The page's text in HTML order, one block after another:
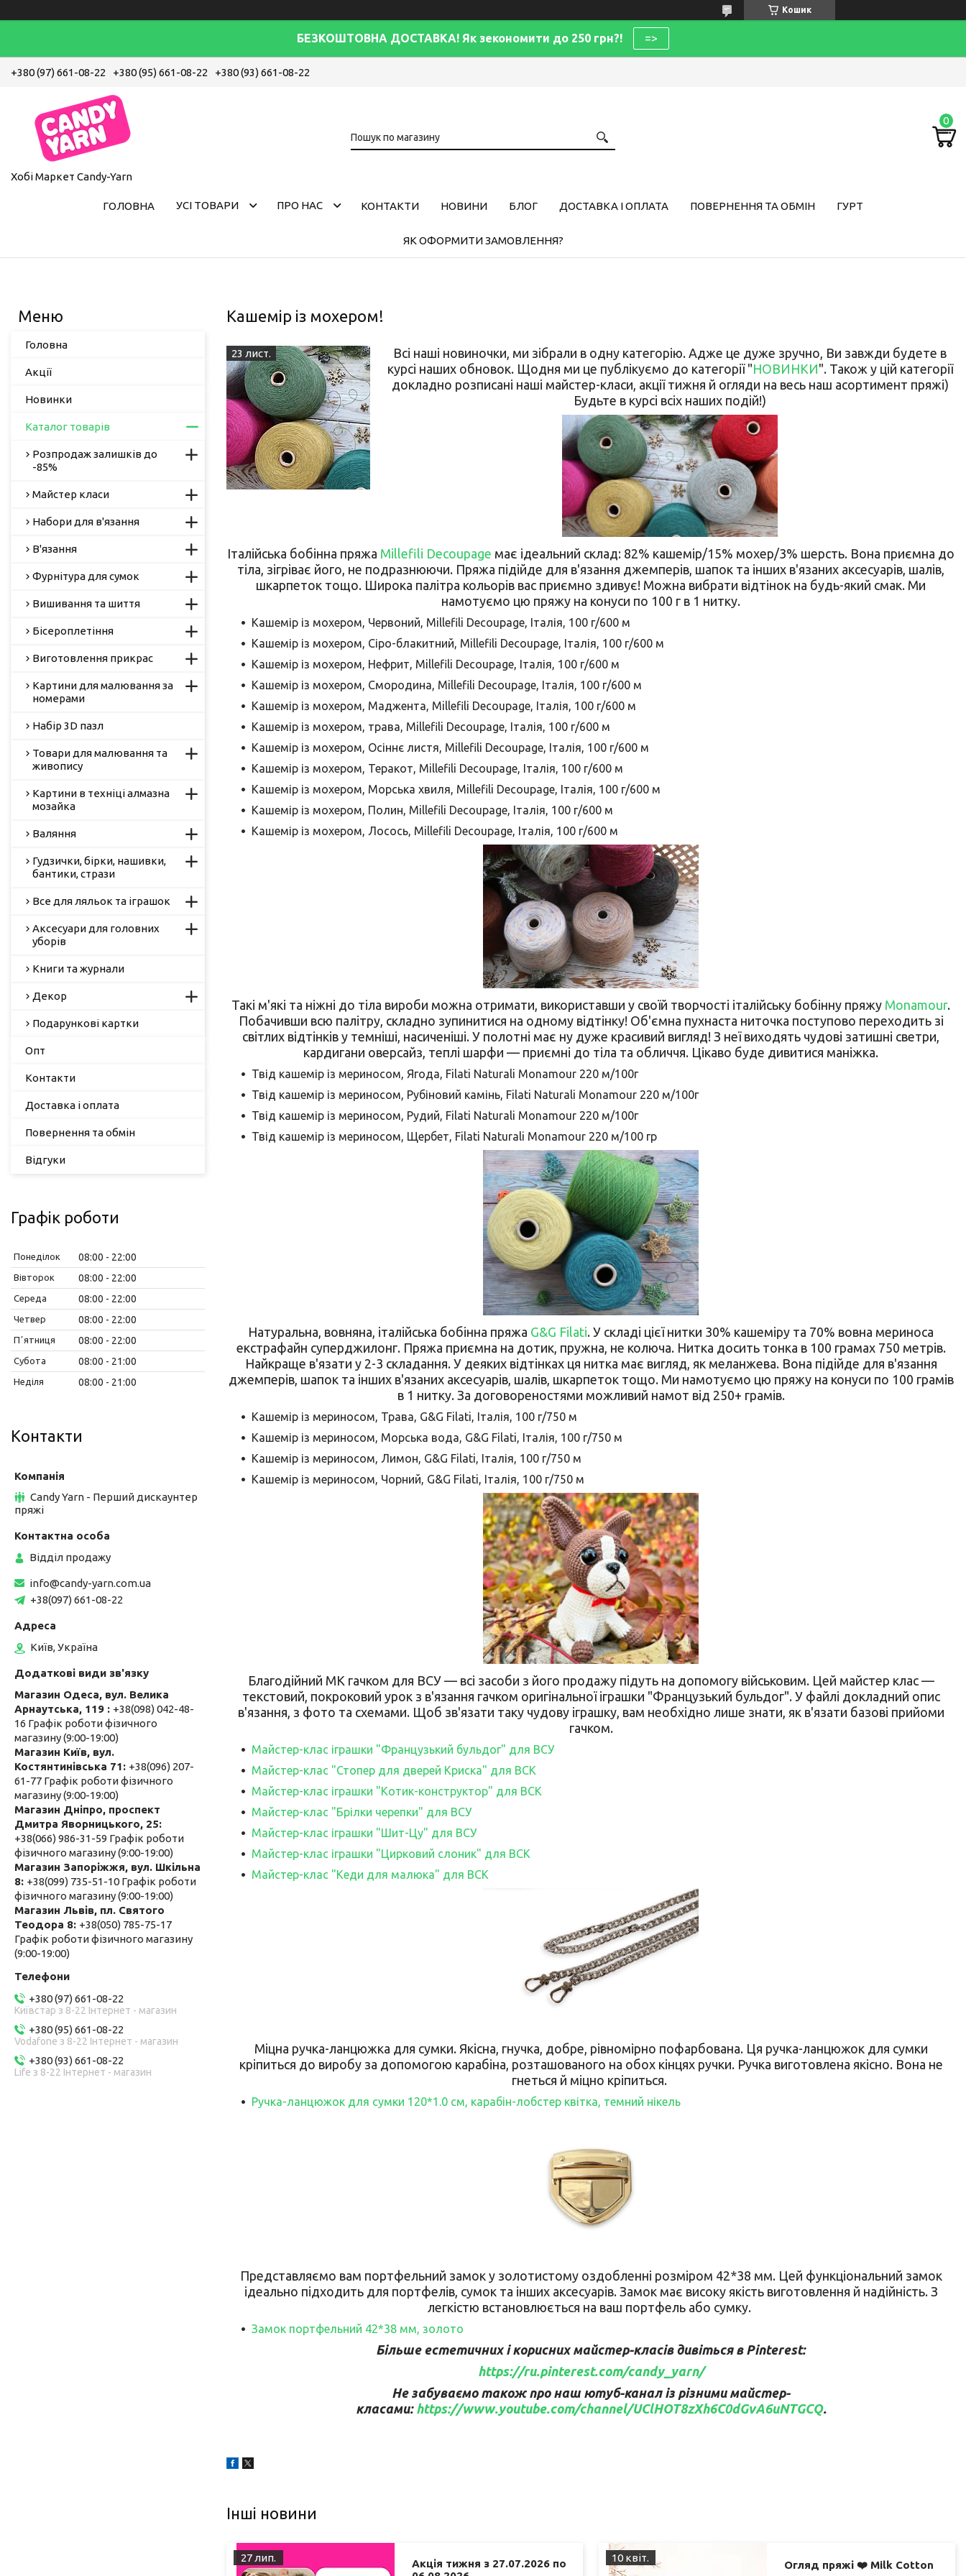
Кошик
БЕЗКОШТОВНА ДОСТАВКА! Як зекономити до 250 грн?! =>
+380 (97) 661-08-22 +380 (95) 661-08-22 +380 (93) 661-08-22
Хобі Маркет Candy-Yarn
ГОЛОВНА УСІ ТОВАРИ ПРО НАС КОНТАКТИ НОВИНИ БЛОГ ДОСТАВКА І ОПЛАТА ПОВЕРНЕННЯ ТА ОБМІН ГУРТ
ЯК ОФОРМИТИ ЗАМОВЛЕННЯ?
Кашемір із мохером!
23 лист.
Всі наші новиночки, ми зібрали в одну категорію. Адже це дуже зручно, Ви завжди будете в
курсі наших обновок. Щодня ми це публікуємо до категорії "НОВИНКИ". Також у цій категорії
докладно розписані наші майстер-класи, акції тижня й огляди на весь наш асортимент пряжі)
Будьте в курсі всіх наших подій!)
Італійська бобінна пряжа Millefili Decoupage має ідеальний склад: 82% кашемір/15% мохер/3% шерсть. Вона приємна до
тіла, зігріває його, не подразнюючи. Пряжа підійде для в'язання джемперів, шапок та інших в'язаних аксесуарів, шалів,
шкарпеток тощо. Широка палітра кольорів вас приємно здивує! Можна вибрати відтінок на будь-який смак. Ми
намотуємо цю пряжу на конуси по 100 г в 1 нитку.
Кашемір із мохером, Червоний, Millefili Decoupage, Італія, 100 г/600 м
Кашемір із мохером, Сіро-блакитний, Millefili Decoupage, Італія, 100 г/600 м
Кашемір із мохером, Нефрит, Millefili Decoupage, Італія, 100 г/600 м
Кашемір із мохером, Смородина, Millefili Decoupage, Італія, 100 г/600 м
Кашемір із мохером, Маджента, Millefili Decoupage, Італія, 100 г/600 м
Кашемір із мохером, трава, Millefili Decoupage, Італія, 100 г/600 м
Кашемір із мохером, Осіннє листя, Millefili Decoupage, Італія, 100 г/600 м
Кашемір із мохером, Теракот, Millefili Decoupage, Італія, 100 г/600 м
Кашемір із мохером, Морська хвиля, Millefili Decoupage, Італія, 100 г/600 м
Кашемір із мохером, Полин, Millefili Decoupage, Італія, 100 г/600 м
Кашемір із мохером, Лосось, Millefili Decoupage, Італія, 100 г/600 м
Такі м'які та ніжні до тіла вироби можна отримати, використавши у своїй творчості італійську бобінну пряжу Monamour.
Побачивши всю палітру, складно зупинитися на одному відтінку! Об'ємна пухнаста ниточка поступово переходить зі
світлих відтінків у темніші, насиченіші. У полотні має ну дуже красивий вигляд! З неї виходять чудові затишні светри,
кардигани оверсайз, теплі шарфи — приємні до тіла та обличчя. Цікаво буде дивитися маніжка.
Твід кашемір із мериносом, Ягода, Filati Naturali Monamour 220 м/100г
Твід кашемір із мериносом, Рубіновий камінь, Filati Naturali Monamour 220 м/100г
Твід кашемір із мериносом, Рудий, Filati Naturali Monamour 220 м/100г
Твід кашемір із мериносом, Щербет, Filati Naturali Monamour 220 м/100 гр
Натуральна, вовняна, італійська бобінна пряжа G&G Filati. У складі цієї нитки 30% кашеміру та 70% вовна мериноса
екстрафайн суперджилонг. Пряжа приємна на дотик, пружна, не колюча. Нитка досить тонка в 100 грамах 750 метрів.
Найкраще в'язати у 2-3 складання. У деяких відтінках ця нитка має вигляд, як меланжева. Вона підійде для в'язання
джемперів, шапок та інших в'язаних аксесуарів, шалів, шкарпеток тощо. Ми намотуємо цю пряжу на конуси по 100 грамів
в 1 нитку. За договореностями можливий намот від 250+ грамів.
Кашемір із мериносом, Трава, G&G Filati, Італія, 100 г/750 м
Кашемір із мериносом, Морська вода, G&G Filati, Італія, 100 г/750 м
Кашемір із мериносом, Лимон, G&G Filati, Італія, 100 г/750 м
Кашемір із мериносом, Чорний, G&G Filati, Італія, 100 г/750 м
Благодійний МК гачком для ВСУ — всі засоби з його продажу підуть на допомогу військовим. Цей майстер клас —
текстовий, покроковий урок з в'язання гачком оригінальної іграшки "Французький бульдог". У файлі докладний опис
в'язання, з фото та схемами. Щоб зв'язати таку чудову іграшку, вам необхідно лише знати, як в'язати базові прийоми
гачком.
Майстер-клас іграшки "Французький бульдог" для ВСУ
Майстер-клас "Стопер для дверей Криска" для ВСК
Майстер-клас іграшки "Котик-конструктор" для ВСК
Майстер-клас "Брілки черепки" для ВСУ
Майстер-клас іграшки "Шит-Цу" для ВСУ
Майстер-клас іграшки "Цирковий слоник" для ВСК
Майстер-клас "Кеди для малюка" для ВСК
Міцна ручка-ланцюжка для сумки. Якісна, гнучка, добре, рівномірно пофарбована. Ця ручка-ланцюжок для сумки
кріпиться до виробу за допомогою карабіна, розташованого на обох кінцях ручки. Ручка виготовлена якісно. Вона не
гнеться й міцно кріпиться.
Ручка-ланцюжок для сумки 120*1.0 см, карабін-лобстер квітка, темний нікель
Представляємо вам портфельний замок у золотистому оздобленні розміром 42*38 мм. Цей функціональний замок
ідеально підходить для портфелів, сумок та інших аксесуарів. Замок має високу якість виготовлення й надійність. З
легкістю встановлюється на ваш портфель або сумку.
Замок портфельний 42*38 мм, золото
Більше естетичних і корисних майстер-класів дивіться в Pinterest:
https://ru.pinterest.com/candy_yarn/
Не забуваємо також про наш ютуб-канал із різними майстер-
класами: https://www.youtube.com/channel/UClHOT8zXh6C0dGvA6uNTGCQ.
Інші новини
27 лип.
Акція тижня з 27.07.2026 по
10 квіт.
Огляд пряжі ❤️ Milk Cotton
Головна
Акції
Новинки
Каталог товарів
Розпродаж залишків до
-85%
Майстер класи
Набори для в'язання
В'язання
Фурнітура для сумок
Вишивання та шиття
Бісероплетіння
Виготовлення прикрас
Картини для малювання за
номерами
Набір 3D пазл
Товари для малювання та
живопису
Картини в техніці алмазна
мозайка
Валяння
Гудзички, бірки, нашивки,
бантики, стрази
Все для ляльок та іграшок
Аксесуари для головних
уборів
Книги та журнали
Декор
Подарункові картки
Опт
Контакти
Доставка і оплата
Повернення та обмін
Відгуки
Графік роботи
Понеділок 08:00 22:00
Вівторок 08:00 22:00
Середа 08:00 22:00
Четвер 08:00 22:00
Пʼятниця 08:00 22:00
Субота 08:00 21:00
Неділя 08:00 21:00
Контакти
Candy Yarn - Перший дискаунтер
пряжі
Відділ продажу
info@candy-yarn.com.ua
+38(097) 661-08-22
Київ, Україна
Магазин Одеса, вул. Велика
Арнаутська, 119
+38(098) 042-48-
16 Графік роботи фізичного
магазину (9:00-19:00)
Магазин Київ, вул.
Костянтинівська 71
+38(096) 207-
61-77 Графік роботи фізичного
магазину (9:00-19:00)
Магазин Дніпро, проспект
Дмитра Яворницького, 25
+38(066) 986-31-59 Графік роботи
фізичного магазину (9:00-19:00)
Магазин Запоріжжя, вул. Шкільна
8 +38(099) 735-51-10 Графік роботи
фізичного магазину (9:00-19:00)
Магазин Львів, пл. Святого
Теодора 8 +38(050) 785-75-17
Графік роботи фізичного магазину
(9:00-19:00)
+380 (97) 661-08-22
Київстар з 8-22 Інтернет - магазин
+380 (95) 661-08-22
Vodafone з 8-22 Інтернет - магазин
+380 (93) 661-08-22
Life з 8-22 Інтернет - магазин